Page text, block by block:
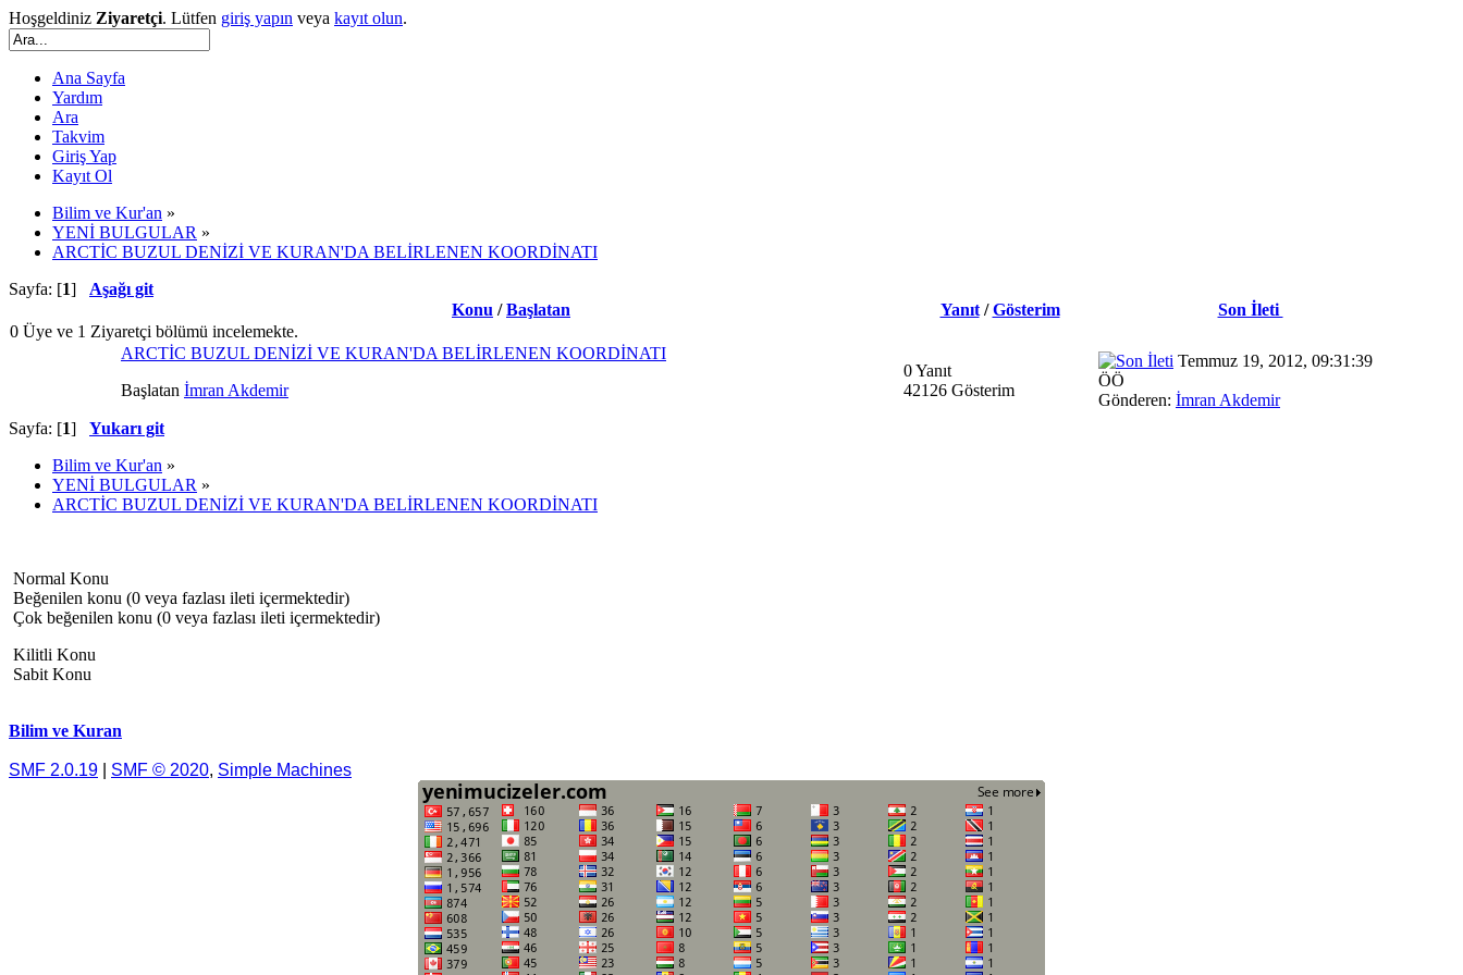
Hoşgeldiniz Ziyaretçi. Lütfen giriş yapın veya kayıt olun.
Ana Sayfa
Yardım
Ara
Takvim
Giriş Yap
Kayıt Ol
Bilim ve Kur'an »
YENİ BULGULAR »
ARCTİC BUZUL DENİZİ VE KURAN'DA BELİRLENEN KOORDİNATI
Sayfa: [1] Aşağı git
Konu /Başlatan Yanıt/Gösterim
Son İleti
0 Üye ve 1 Ziyaretçi bölümü incelemekte.
ARCTİC BUZUL DENİZİ VE KURAN'DA BELİRLENEN KOORDİNATI
Başlatan İmran Akdemir
0 Yanıt
42126 Gösterim
Temmuz 19, 2012, 09:31:39
ÖÖ
Gönderen: İmran Akdemir
Sayfa: [1] Yukarı git
Bilim ve Kur'an »
YENİ BULGULAR »
ARCTİC BUZUL DENİZİ VE KURAN'DA BELİRLENEN KOORDİNATI
Normal Konu
Beğenilen konu (0 veya fazlası ileti içermektedir)
Çok beğenilen konu (0 veya fazlası ileti içermektedir)
Kilitli Konu
Sabit Konu
Bilim ve Kuran
SMF 2.0.19 SMF © 2020, Simple Machines